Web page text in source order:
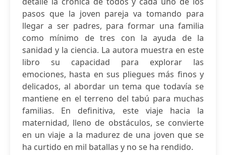
pasos que la joven pareja va tomando para
llegar a ser padres, para formar una familia
como mínimo de tres con la ayuda de la
sanidad y la ciencia. La autora muestra en este
libro su capacidad para explorar las
emociones, hasta en sus pliegues más finos y
delicados, al abordar un tema que todavía se
mantiene en el terreno del tabú para muchas
familias. En definitiva, este viaje hacia la
maternidad, lleno de obstáculos, se convierte
en un viaje a la madurez de una joven que se
ha curtido en mil batallas y no se ha rendido.